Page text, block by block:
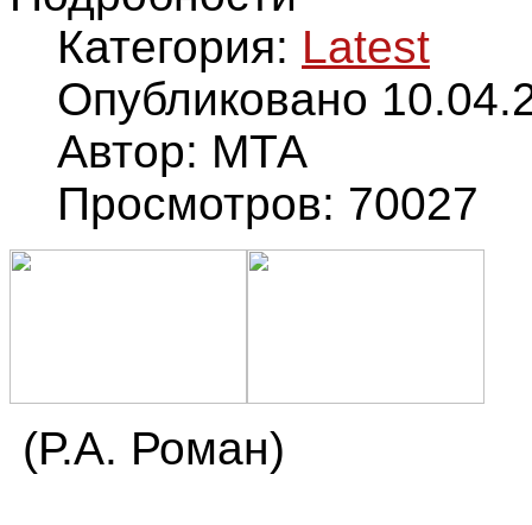
Категория: Latest
Опубликовано
Автор: МТА
Просмотров: 70027
(Р.А. Роман)